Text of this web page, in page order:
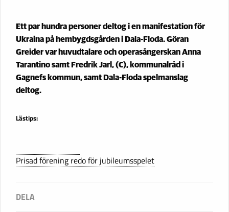
Ett par hundra personer deltog i en manifestation för
Ukraina på hembygdsgården i Dala-Floda. Göran
Greider var huvudtalare och operasångerskan Anna
Tarantino samt Fredrik Jarl, (C), kommunalråd i
Gagnefs kommun, samt Dala-Floda spelmanslag
deltog.
Lästips:
Prisad förening redo för jubileumsspelet